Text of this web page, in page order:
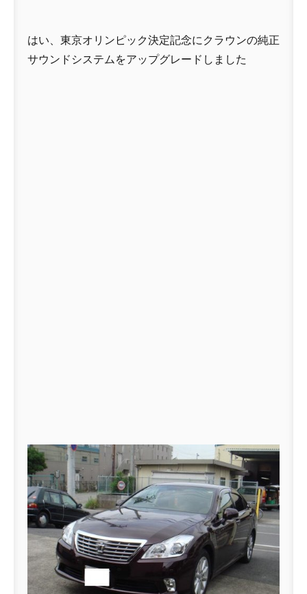
はい、東京オリンピック決定記念にクラウンの純正
サウンドシステムをアップグレードしました